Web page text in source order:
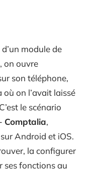
module de
on ouvre
son téléphone,
on l’avait laissé
le scénario
Comptalia,
Android et iOS.
la configurer
ses fonctions au